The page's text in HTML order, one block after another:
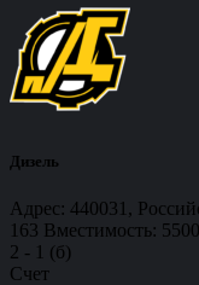
Дизель
Адрес: 440031,
163 Вместимость:
2 - 1 (б)
Счет